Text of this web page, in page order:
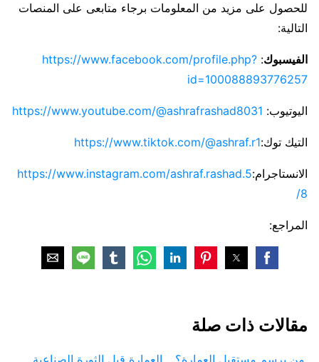
للحصول على مزيد من المعلومات برجاء متابعى على المنصات
التالية:
الفيسبوك:
https://www.facebook.com/profile.php?
id=100088893776257
اليوتيوب: https://www.youtube.com/@ashrafrashad8031
التيك توك:https://www.tiktok.com/@ashraf.r1
الانستاجرام:https://www.instagram.com/ashraf.rashad.5
8/
المراجع:
مقالات ذات صلة